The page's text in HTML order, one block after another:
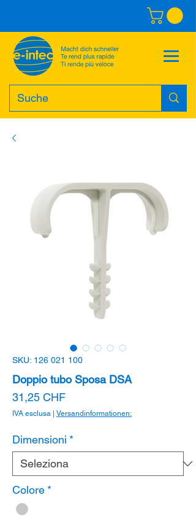
SKU: 126 021 100
Doppio tubo Sposa DSA
31,25 CHFPrezzo
IVA esclusa | Versandinformationen:
Dimensioni *
Colore *